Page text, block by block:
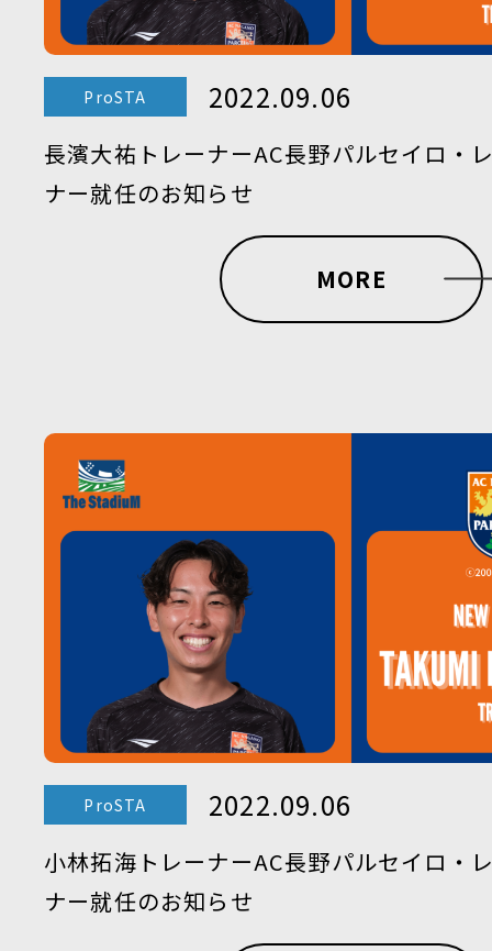
ProSTA 2022.09.06
長濱大祐トレーナーAC長野パルセイロ・
ナー就任のお知らせ
MORE
ProSTA 2022.09.06
小林拓海トレーナーAC長野パルセイロ・
ナー就任のお知らせ